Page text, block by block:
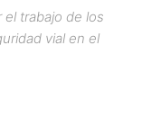
el trabajo de los
vial en el